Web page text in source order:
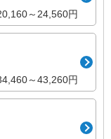
～24,560円
～43,260円